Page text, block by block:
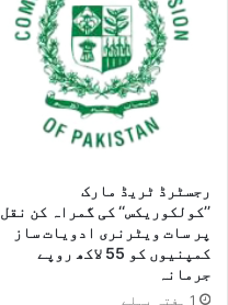
رجسٹرڈ ٹریڈ مارک
’’کولکوریکس‘‘ کی گمراہ کن نقل
پر سات ویٹرنری ادویات ساز
کمپنیوں کو 55 لاکھ روپے
جرمانہ
1 ہفتہ پہلے